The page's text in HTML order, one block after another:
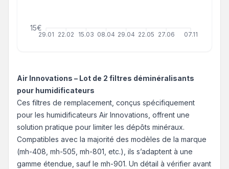
29.01 22.02 15.03 08.04 29.04 22.05 27.06 07.11
15€
Air Innovations – Lot de 2 filtres déminéralisants
pour humidificateurs
Ces filtres de remplacement, conçus spécifiquement
pour les humidificateurs Air Innovations, offrent une
solution pratique pour limiter les dépôts minéraux.
Compatibles avec la majorité des modèles de la marque
(mh-408, mh-505, mh-801, etc.), ils s’adaptent à une
gamme étendue, sauf le mh-901. Un détail à vérifier avant